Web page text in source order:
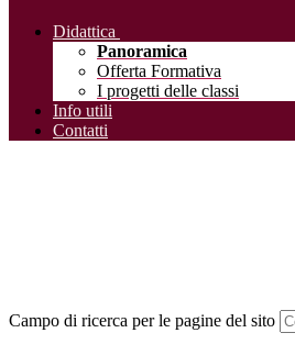
Didattica
Panoramica
Offerta Formativa
I progetti delle classi
Info utili
Contatti
Campo di ricerca per le pagine del sito